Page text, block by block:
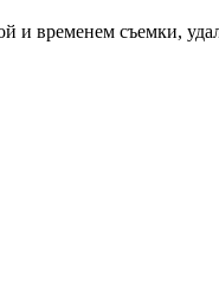
и временем съемки,